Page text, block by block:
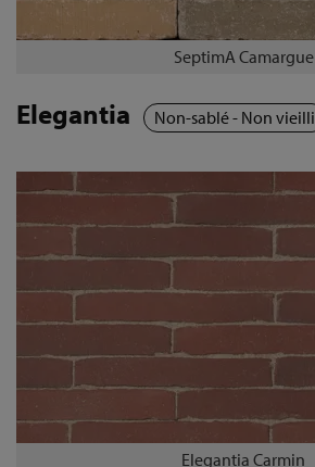
SeptimA Camargue
Elegantia Non-sablé - Non vieilli
Elegantia Carmin